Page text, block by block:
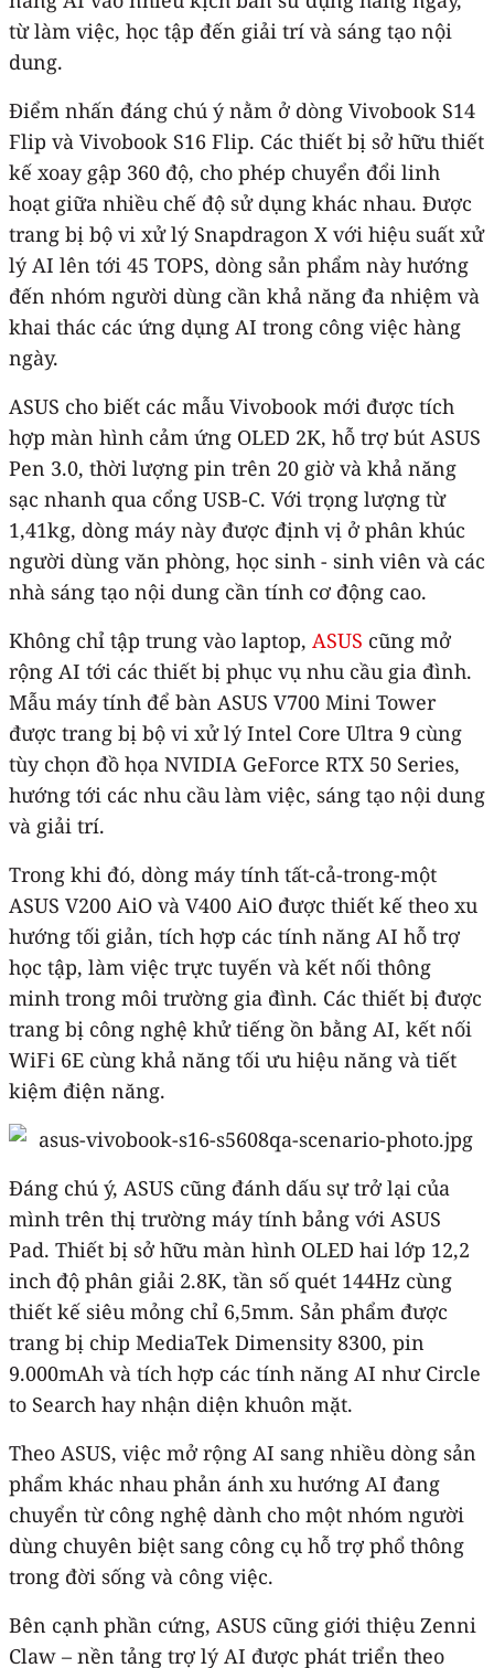
từ làm việc, học tập đến giải trí và sáng tạo nội
dung.
Điểm nhấn đáng chú ý nằm ở dòng Vivobook S14
Flip và Vivobook S16 Flip. Các thiết bị sở hữu thiết
kế xoay gập 360 độ, cho phép chuyển đổi linh
hoạt giữa nhiều chế độ sử dụng khác nhau. Được
trang bị bộ vi xử lý Snapdragon X với hiệu suất xử
lý AI lên tới 45 TOPS, dòng sản phẩm này hướng
đến nhóm người dùng cần khả năng đa nhiệm và
khai thác các ứng dụng AI trong công việc hàng
ngày.
ASUS cho biết các mẫu Vivobook mới được tích
hợp màn hình cảm ứng OLED 2K, hỗ trợ bút ASUS
Pen 3.0, thời lượng pin trên 20 giờ và khả năng
sạc nhanh qua cổng USB-C. Với trọng lượng từ
1,41kg, dòng máy này được định vị ở phân khúc
người dùng văn phòng, học sinh - sinh viên và các
nhà sáng tạo nội dung cần tính cơ động cao.
Không chỉ tập trung vào laptop, ASUS cũng mở
rộng AI tới các thiết bị phục vụ nhu cầu gia đình.
Mẫu máy tính để bàn ASUS V700 Mini Tower
được trang bị bộ vi xử lý Intel Core Ultra 9 cùng
tùy chọn đồ họa NVIDIA GeForce RTX 50 Series,
hướng tới các nhu cầu làm việc, sáng tạo nội dung
và giải trí.
Trong khi đó, dòng máy tính tất-cả-trong-một
ASUS V200 AiO và V400 AiO được thiết kế theo xu
hướng tối giản, tích hợp các tính năng AI hỗ trợ
học tập, làm việc trực tuyến và kết nối thông
minh trong môi trường gia đình. Các thiết bị được
trang bị công nghệ khử tiếng ồn bằng AI, kết nối
WiFi 6E cùng khả năng tối ưu hiệu năng và tiết
kiệm điện năng.
Đáng chú ý, ASUS cũng đánh dấu sự trở lại của
mình trên thị trường máy tính bảng với ASUS
Pad. Thiết bị sở hữu màn hình OLED hai lớp 12,2
inch độ phân giải 2.8K, tần số quét 144Hz cùng
thiết kế siêu mỏng chỉ 6,5mm. Sản phẩm được
trang bị chip MediaTek Dimensity 8300, pin
9.000mAh và tích hợp các tính năng AI như Circle
to Search hay nhận diện khuôn mặt.
Theo ASUS, việc mở rộng AI sang nhiều dòng sản
phẩm khác nhau phản ánh xu hướng AI đang
chuyển từ công nghệ dành cho một nhóm người
dùng chuyên biệt sang công cụ hỗ trợ phổ thông
trong đời sống và công việc.
Bên cạnh phần cứng, ASUS cũng giới thiệu Zenni
Claw – nền tảng trợ lý AI được phát triển theo